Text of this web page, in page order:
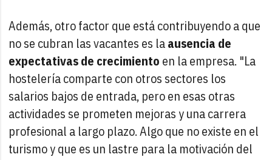
Además, otro factor que está contribuyendo a que
no se cubran las vacantes es laausencia de
expectativas de crecimiento en la empresa. "La
hostelería comparte con otros sectores los
salarios bajos de entrada, pero en esas otras
actividades se prometen mejoras y una carrera
profesional a largo plazo. Algo que no existe en el
turismo y que es un lastre para la motivación del